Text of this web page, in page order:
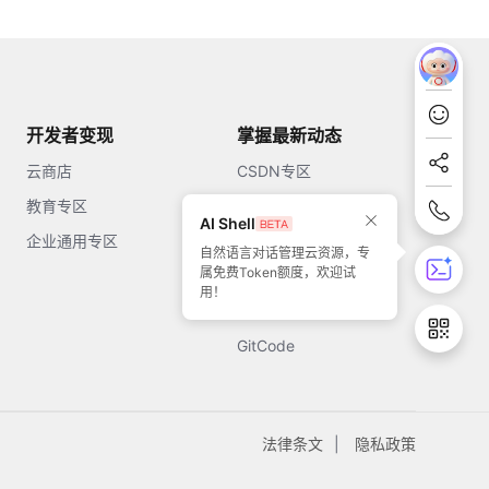
开发者变现
云商店
教育专区
企业通用专区
掌握最新动态
CSDN专区
51CTO
GitCode
法律条文 隐私政策
AI Shell
自然语言对话管理云资源，专
属免费Token额度，欢迎试
用！